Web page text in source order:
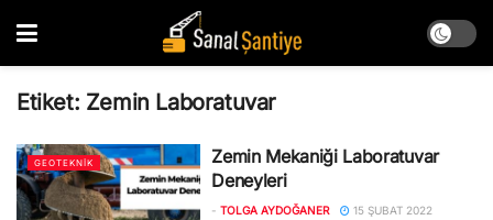
Etiket: Zemin Laboratuvar
GEOTEKNIK
Zemin Mekaniği Laboratuvar
Deneyleri
- TOLGA AYDOĞANER 15 ŞUBAT 2022